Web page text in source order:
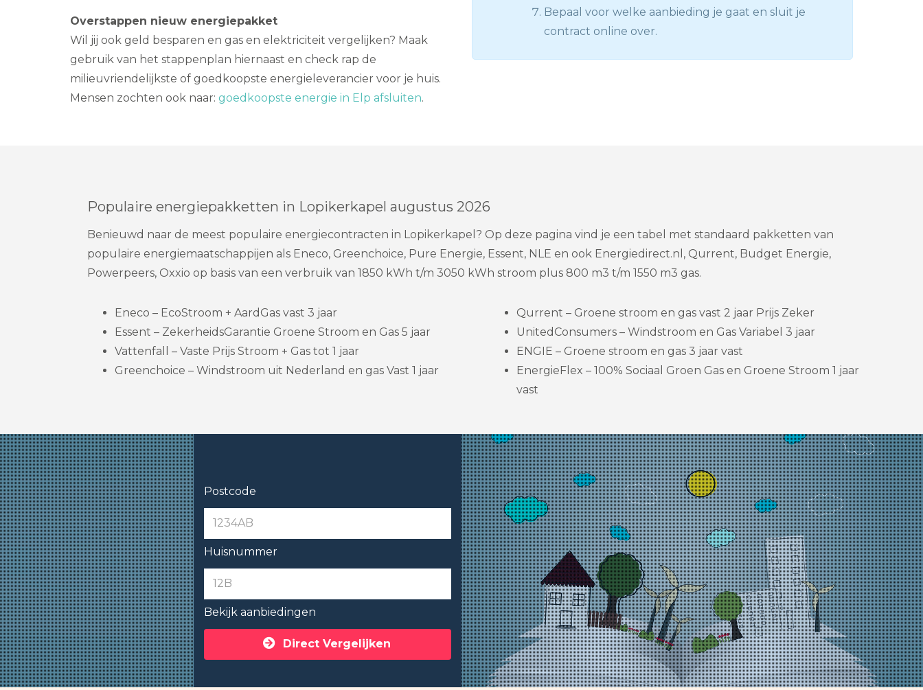
Overstappen nieuw energiepakket
Wil jij ook geld besparen en gas en elektriciteit vergelijken? Maak
gebruik van het stappenplan hiernaast en check rap de
milieuvriendelijkste of goedkoopste energieleverancier voor je huis.
Mensen zochten ook naar: goedkoopste energie in Elp afsluiten.
Bepaal voor welke aanbieding je gaat en sluit je
contract online over.
Populaire energiepakketten in Lopikerkapel augustus 2026
Benieuwd naar de meest populaire energiecontracten in Lopikerkapel? Op deze pagina vind je een tabel met standaard pakketten van
populaire energiemaatschappijen als Eneco, Greenchoice, Pure Energie, Essent, NLE en ook Energiedirect.nl, Qurrent, Budget Energie,
Powerpeers, Oxxio op basis van een verbruik van 1850 kWh t/m 3050 kWh stroom plus 800 m3 t/m 1550 m3 gas.
Eneco – EcoStroom + AardGas vast 3 jaar
Essent – ZekerheidsGarantie Groene Stroom en Gas 5 jaar
Vattenfall – Vaste Prijs Stroom + Gas tot 1 jaar
Greenchoice – Windstroom uit Nederland en gas Vast 1 jaar
Qurrent – Groene stroom en gas vast 2 jaar Prijs Zeker
UnitedConsumers – Windstroom en Gas Variabel 3 jaar
ENGIE – Groene stroom en gas 3 jaar vast
EnergieFlex – 100% Sociaal Groen Gas en Groene Stroom 1 jaar
vast
Postcode
Huisnummer
Bekijk aanbiedingen
Direct Vergelijken